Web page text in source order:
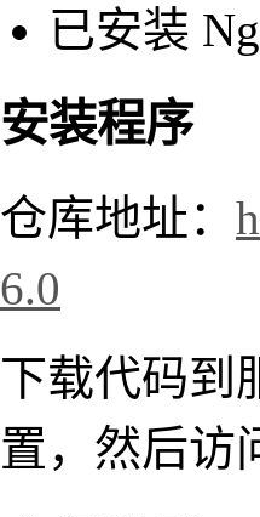
已安装
安装程序
仓库地址：
6.0
下载代码到
置，然后访